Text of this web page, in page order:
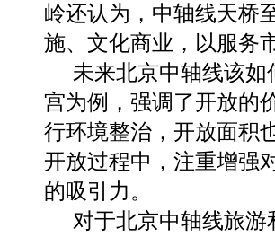
岭还认为，中轴线天桥
施、文化商业，以服务
未来北京中轴线该
宫为例，强调了开放的
行环境整治，开放面积
开放过程中，注重增强
的吸引力。
对于北京中轴线旅